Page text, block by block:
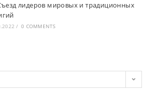
лидеров мировых и традиционных
/ 0 COMMENTS